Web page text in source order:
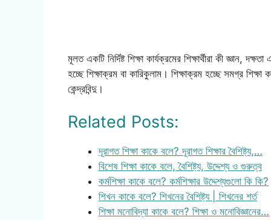
মূলত একটি নির্দিষ্ট শিক্ষা কার্যক্রমের শিক্ষার্থীরা কী জ্ঞান,
হচ্ছে শিক্ষাক্রম বা কারিকুলাম। শিক্ষাক্রম হচ্ছে সমগ্র
কেন্দ্রবিন্দু।
Related Posts:
দূরাগত শিক্ষা কাকে বলে? দূরাগত শিক্ষার বৈশিষ্ট্য,…
বিশেষ শিক্ষা কাকে বলে, বৈশিষ্ট্য, উদ্দেশ্য ও গুরুত্ব
কর্মশিক্ষা কাকে বলে? কর্মশিক্ষার উদ্দেশ্যগুলো কি কি?
শিখন কাকে বলে? শিখনের বৈশিষ্ট্য | শিখনের শর্ত
শিক্ষা মনোবিদ্যা কাকে বলে? শিক্ষা ও মনোবিজ্ঞানের…